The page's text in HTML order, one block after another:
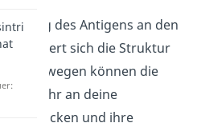
des Antigens an den
verändert sich die Struktur
Deswegen können die
mehr an deine
andocken und ihre